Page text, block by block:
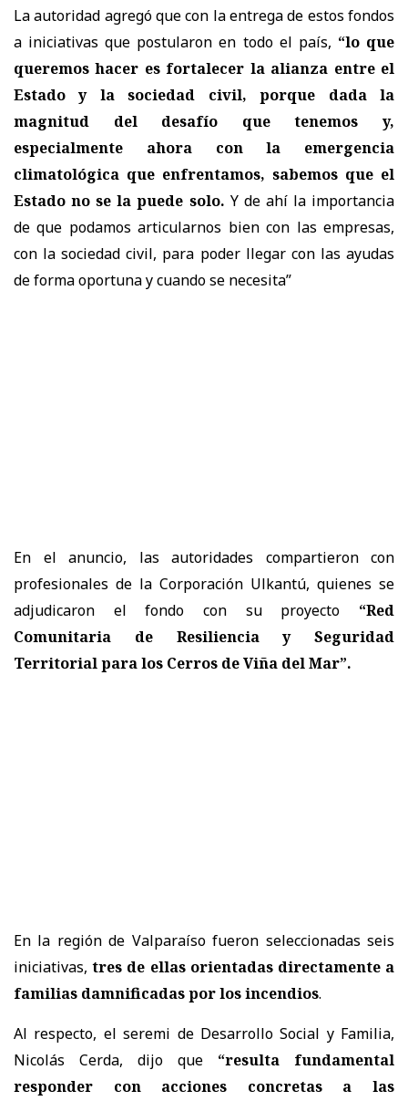
La autoridad agregó que con la entrega de estos fondos
a iniciativas que postularon en todo el país, “lo que
queremos hacer es fortalecer la alianza entre el
Estado y la sociedad civil, porque dada la
magnitud del desafío que tenemos y,
especialmente ahora con la emergencia
climatológica que enfrentamos, sabemos que el
Estado no se la puede solo. Y de ahí la importancia
de que podamos articularnos bien con las empresas,
con la sociedad civil, para poder llegar con las ayudas
de forma oportuna y cuando se necesita”
En el anuncio, las autoridades compartieron con
profesionales de la Corporación Ulkantú, quienes se
adjudicaron el fondo con su proyecto “Red
Comunitaria de Resiliencia y Seguridad
Territorial para los Cerros de Viña del Mar”.
En la región de Valparaíso fueron seleccionadas seis
iniciativas,tres de ellas orientadas directamente a
familias damnificadas por los incendios.
Al respecto, el seremi de Desarrollo Social y Familia,
Nicolás Cerda, dijo que “resulta fundamental
responder con acciones concretas a las